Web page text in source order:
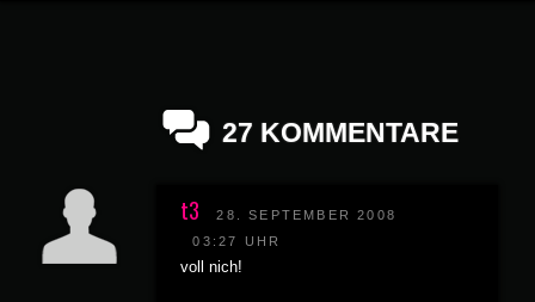
27 KOMMENTARE
t3
28. SEPTEMBER 2008
03:27 UHR
voll nich!